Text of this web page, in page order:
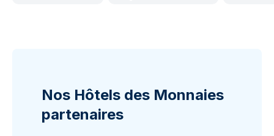
Nos Hôtels des Monnaies
partenaires